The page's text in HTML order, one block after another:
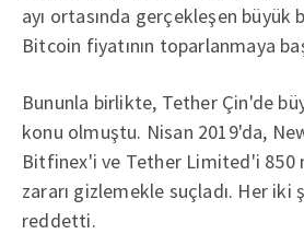
ayı ortasında gerçekleşen büyük
Bitcoin fiyatının toparlanmaya
Bununla birlikte, Tether Çin'de
konu olmuştu. Nisan 2019'da,
Bitfinex'i ve Tether Limited'i 850
zararı gizlemekle suçladı. Her iki
reddetti.